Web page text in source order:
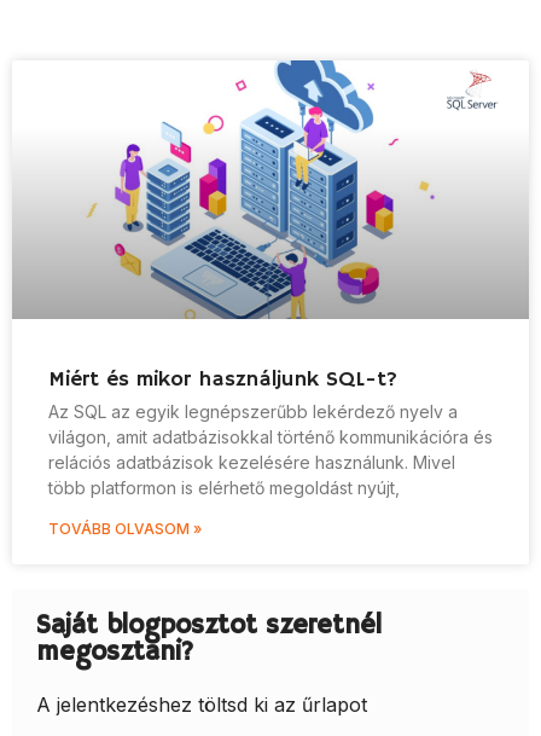
Miért és mikor használjunk SQL-t?
Az SQL az egyik legnépszerűbb lekérdező nyelv a
világon, amit adatbázisokkal történő kommunikációra és
relációs adatbázisok kezelésére használunk. Mivel
több platformon is elérhető megoldást nyújt,
TOVÁBB OLVASOM »
Saját blogposztot szeretnél
megosztani?
A jelentkezéshez töltsd ki az űrlapot